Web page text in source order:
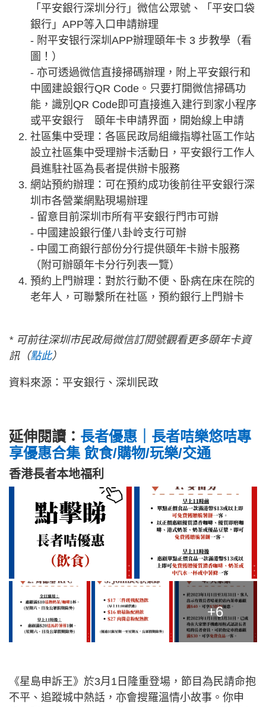
「平安銀行深圳分行」微信公眾號、「平安口袋
銀行」APP等入口申請辦理
- 附平安银行深圳APP辦理頤年卡 3 步教學（看
圖！）
- 亦可透過微信直接掃碼辦理，附上平安銀行和
中國建設銀行QR Code。只要打開微信掃碼功
能，識別QR Code即可直接進入建行到家小程序
或平安銀行 頤年卡申請界面，開始線上申請
社區集中受理：各區民政局組織指導社區工作站
設立社區集中受理辦卡活動日，平安銀行工作人
員進駐社區為長者提供辦卡服務
網站預約辦理：可在預約成功後前往平安銀行深
圳市各營業網點現場辦理
- 留意目前深圳市所有平安銀行門市可辦
- 中國建設銀行僅八卦岭支行可辦
- 中國工商銀行部份分行提供頤年卡辦卡服務
（附可辦頤年卡分行列表一覽）
預約上門辦理：對於行動不便、卧病在床在院的
老年人，可聯繫所在社區，預約銀行上門辦卡
* 可前往深圳市民政局微信訂閱號觀看更多頤年卡資
訊（點此）
資料來源：平安銀行、深圳民政
延伸閱讀： 長者優惠｜長者咭樂悠咭專
享優惠合集 飲食/購物/玩樂/交通
香港長者本地福利
+6
《星島申訴王》於3月1日隆重登場，節目為民請命抱
不平、追蹤城中熱話，亦會搜羅溫情小故事。你申